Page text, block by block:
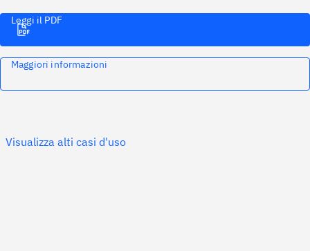
Leggi il PDF
Maggiori informazioni
Visualizza alti casi d'uso